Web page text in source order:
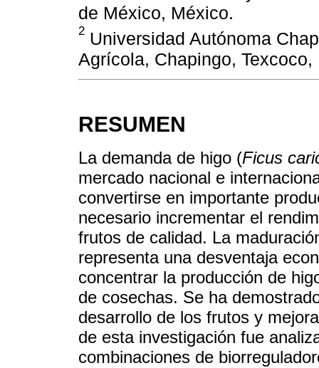
de México, México.
2 Universidad Autónoma
Agrícola, Chapingo,
RESUMEN
La demanda de higo (Ficus
mercado nacional e
convertirse en importante
necesario incrementar el
frutos de calidad. La
representa una desventaja
concentrar la producción de
de cosechas. Se ha
desarrollo de los frutos y
de esta investigación fue
combinaciones de